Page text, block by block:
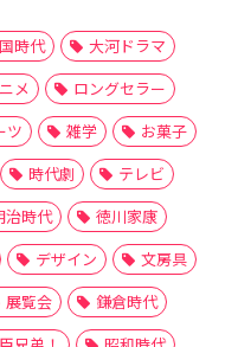
時代
大河ドラマ
メ
ロングセラー
ツ 雑学
お菓子
時代劇
テレビ
治時代
徳川家康
デザイン
文房具
展覧会
鎌倉時代